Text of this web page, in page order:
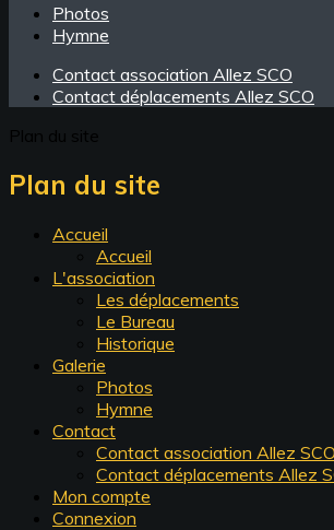
Photos
Hymne
Contact association Allez SCO
Contact déplacements Allez SCO
Plan du site
Accueil
Accueil
L'association
Les déplacements
Le Bureau
Historique
Galerie
Photos
Hymne
Contact
Contact association Allez SCO
Contact déplacements Allez
Mon compte
Connexion